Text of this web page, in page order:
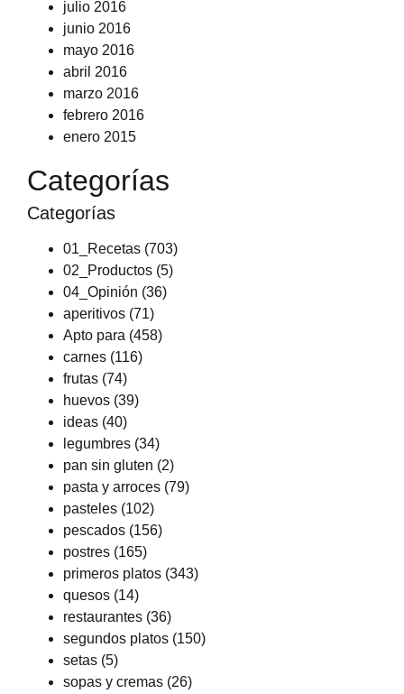
julio 2016
junio 2016
mayo 2016
abril 2016
marzo 2016
febrero 2016
enero 2015
Categorías
Categorías
01_Recetas (703)
02_Productos (5)
04_Opinión (36)
aperitivos (71)
Apto para (458)
carnes (116)
frutas (74)
huevos (39)
ideas (40)
legumbres (34)
pan sin gluten (2)
pasta y arroces (79)
pasteles (102)
pescados (156)
postres (165)
primeros platos (343)
quesos (14)
restaurantes (36)
segundos platos (150)
setas (5)
sopas y cremas (26)